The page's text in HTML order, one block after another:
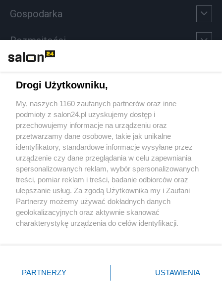
Gospodarka
Rozmaitości
Sport
Społeczeństwo
Kultura
X Facebook Instagram Youtube
Drogi Użytkowniku,
My, naszych 1160 zaufanych partnerów oraz inne
podmioty z salon24.pl uzyskujemy dostęp i
przechowujemy informacje na urządzeniu oraz
przetwarzamy dane osobowe, takie jak unikalne
identyfikatory, standardowe informacje wysyłane przez
urządzenie czy dane przeglądania w celu zapewniania
spersonalizowanych reklam, wybór spersonalizowanych
treści, pomiar reklam i treści, badanie odbiorców oraz
ulepszanie usług. Za zgodą Użytkownika my i Zaufani
Partnerzy możemy używać dokładnych danych
geolokalizacyjnych oraz aktywnie skanować
charakterystykę urządzenia do celów identyfikacji.
zmienić/wycofać klikając przycisk ustawień prywatności
znajdujący się w lewym dolnym rogu strony
PARTNERZY USTAWIENIA